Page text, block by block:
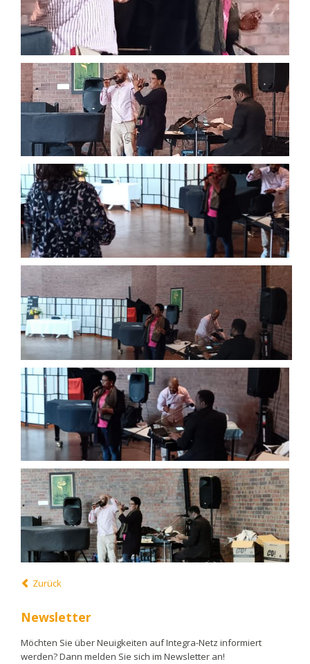
Zurück
Newsletter
Möchten Sie über Neuigkeiten auf Integra-Netz informiert
werden? Dann melden Sie sich im Newsletter an!